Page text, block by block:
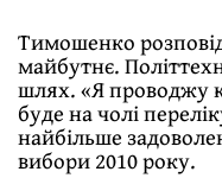
Тимошенко
майбутнє.
шлях. «Я проводжу
буде на чолі
найбільше
вибори 2010 року.